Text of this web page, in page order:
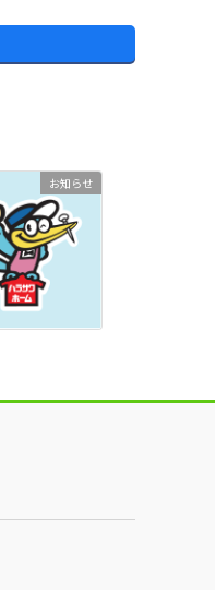
お知らせ